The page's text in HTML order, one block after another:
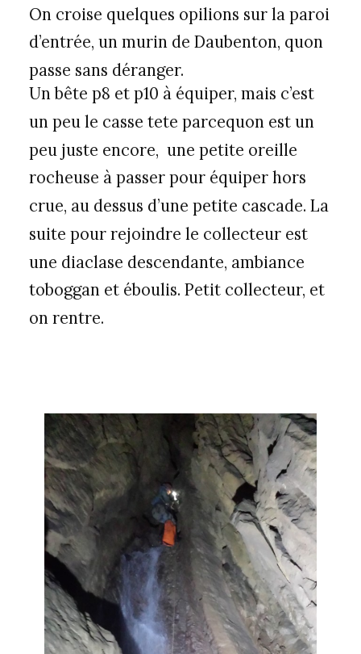
On croise quelques opilions sur la paroi
d’entrée, un murin de Daubenton, quon
passe sans déranger.
Un bête p8 et p10 à équiper, mais c’est
un peu le casse tete parcequon est un
peu juste encore, une petite oreille
rocheuse à passer pour équiper hors
crue, au dessus d’une petite cascade. La
suite pour rejoindre le collecteur est
une diaclase descendante, ambiance
toboggan et éboulis. Petit collecteur, et
on rentre.